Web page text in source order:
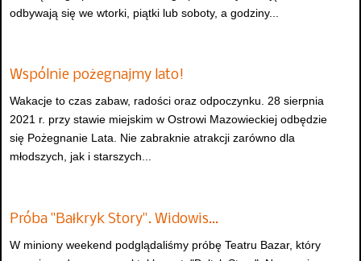
odbywają się we wtorki, piątki lub soboty, a godziny...
Wspólnie pożegnajmy lato!
Wakacje to czas zabaw, radości oraz odpoczynku. 28 sierpnia
2021 r. przy stawie miejskim w Ostrowi Mazowieckiej odbędzie
się Pożegnanie Lata. Nie zabraknie atrakcji zarówno dla
młodszych, jak i starszych...
Próba "Bałkryk Story". Widowis…
W miniony weekend podglądaliśmy próbę Teatru Bazar, który